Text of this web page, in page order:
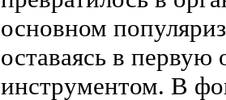
основном
оставаясь в первую
инструментом. В